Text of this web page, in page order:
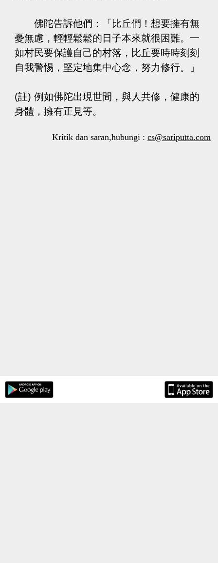
佛陀告訴他們：「比丘們！想要擁有無
憂無慮，輕輕鬆鬆的日子本來就很困難。一
如村民要保護自己的村落，比丘要時時刻刻
自我警惕，堅定地集中心念，努力修行。」
(註) 例如佛陀出現世間，與人共修，健康的
身體，擁有正見等。
Kritik dan saran,hubungi : cs@sariputta.com